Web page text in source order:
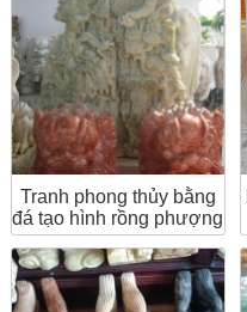
Tranh phong thủy bằng
đá tạo hình rồng phượng